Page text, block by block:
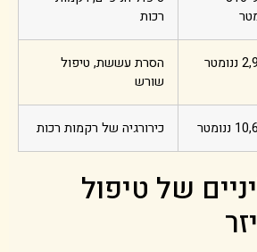
רכות
הסרת עששת, טיפול
שורש
כירורגיה של רקמות רכות
של טיפול